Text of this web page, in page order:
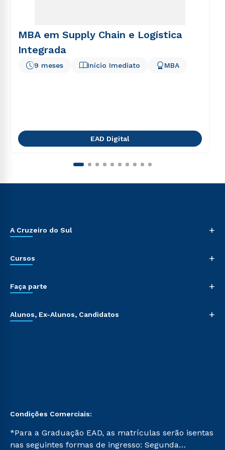
MBA em Supply Chain e Logística
Integrada
Início Imediato
9 meses MBA
EAD Digital
A Cruzeiro do Sul +
Cursos +
Faça parte +
Alunos, Ex-Alunos, Candidatos +
Condições Comerciais:
*Para a Graduação EAD, as matrículas serão isentas
nas seguintes formas de ingresso: Segunda